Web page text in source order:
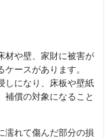
材や壁、家財に被害が
ースがあります。
しになり、床板や壁紙
補償の対象になること
濡れて傷んだ部分の損